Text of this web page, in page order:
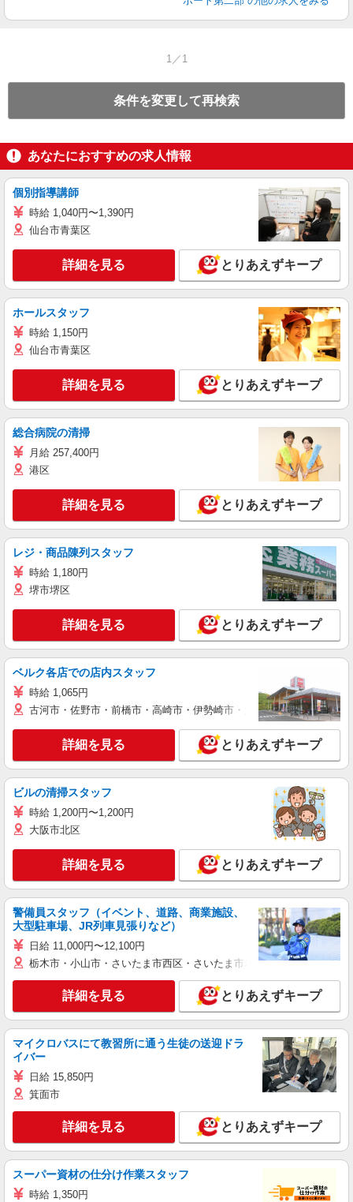
1／1
条件を変更して再検索
あなたにおすすめの求人情報
個別指導講師
時給 1,040円〜1,390円
仙台市青葉区
詳細を見る とりあえずキープ
ホールスタッフ
時給 1,150円
仙台市青葉区
詳細を見る とりあえずキープ
総合病院の清掃
月給 257,400円
港区
詳細を見る とりあえずキープ
レジ・商品陳列スタッフ
時給 1,180円
堺市堺区
詳細を見る とりあえずキープ
ベルク各店での店内スタッフ
時給 1,065円
古河市・佐野市・前橋市・高崎市・伊勢崎市・太田市・館林市・藤
詳細を見る とりあえずキープ
ビルの清掃スタッフ
時給 1,200円〜1,200円
大阪市北区
詳細を見る とりあえずキープ
警備員スタッフ（イベント、道路、商業施設、
大型駐車場、JR列車見張りなど）
日給 11,000円〜12,100円
栃木市・小山市・さいたま市西区・さいたま市岩槻区・久喜市・蓮田
詳細を見る とりあえずキープ
マイクロバスにて教習所に通う生徒の送迎ドラ
イバー
日給 15,850円
箕面市
詳細を見る とりあえずキープ
スーパー資材の仕分け作業スタッフ
時給 1,350円